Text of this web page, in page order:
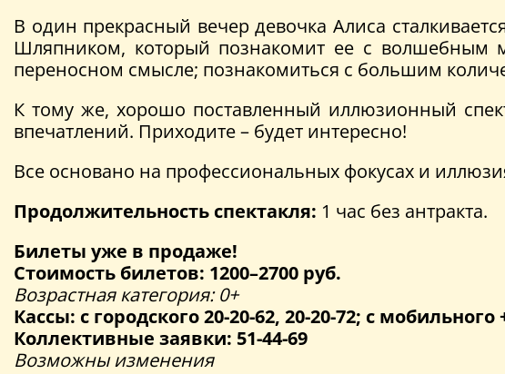
В один прекрасный вечер девочка Алиса
Шляпником, который познакомит ее с
переносном смысле; познакомиться с большим
К тому же, хорошо поставленный иллюзионный
впечатлений. Приходите – будет интересно!
Все основано на профессиональных фокусах и
Продолжительность спектакля: 1 час без антракта.
Билеты уже в продаже!
Стоимость билетов: 1200–2700 руб.
Возрастная категория: 0+
Кассы: с городского 20-20-62, 20-20-72; с мобильного
Коллективные заявки: 51-44-69
Возможны изменения